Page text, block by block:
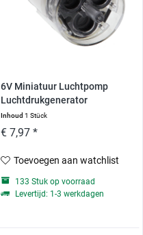
6V Miniatuur Luchtpomp
Luchtdrukgenerator
Inhoud 1 Stück
€ 7,97 *
Toevoegen aan watchlist
133 Stuk op voorraad
Levertijd: 1-3 werkdagen